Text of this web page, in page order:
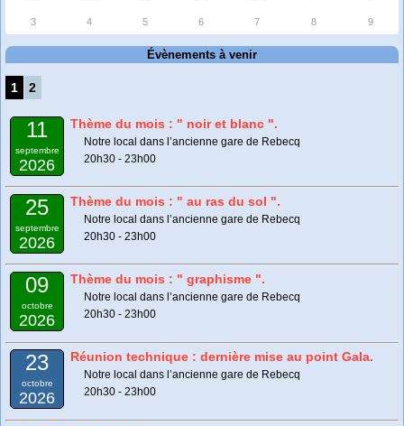
3 4 5 6 7 8 9
Évènements à venir
1 2
11
septembre
2026
Thème du mois : " noir et blanc ".
Notre local dans l’ancienne gare de Rebecq
20h30 - 23h00
25
septembre
2026
Thème du mois : " au ras du sol ".
Notre local dans l’ancienne gare de Rebecq
20h30 - 23h00
09
octobre
2026
Thème du mois : " graphisme ".
Notre local dans l’ancienne gare de Rebecq
20h30 - 23h00
23
octobre
2026
Réunion technique : dernière mise au point Gala.
Notre local dans l’ancienne gare de Rebecq
20h30 - 23h00